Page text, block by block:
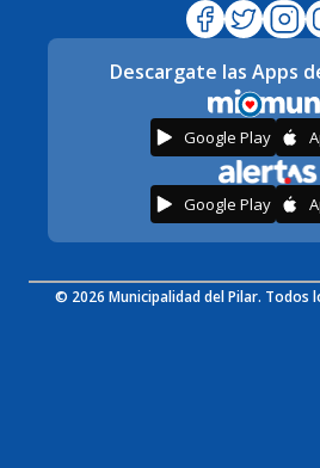
Descargate las Apps
Google Play
Google Play
© 2026 Municipalidad del Pilar. Todos